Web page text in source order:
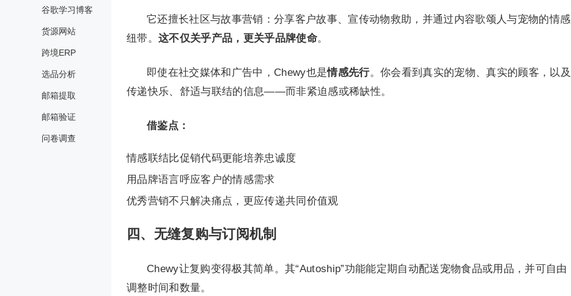
谷歌学习博客
货源网站
跨境ERP
选品分析
邮箱提取
邮箱验证
问卷调查
它还擅长社区与故事营销：分享客户故事、宣传动物救助，并通过内容歌颂人与宠物的情感
纽带。 这不仅关乎产品，更关乎品牌使命。
即使在社交媒体和广告中，Chewy也是情感先行。你会看到真实的宠物、真实的顾客，以及
传递快乐、舒适与联结的信息——而非紧迫感或稀缺性。
借鉴点：
情感联结比促销代码更能培养忠诚度
用品牌语言呼应客户的情感需求
优秀营销不只解决痛点，更应传递共同价值观
四、 无缝复购与订阅机制
Chewy让复购变得极其简单。其“Autoship”功能能定期自动配送宠物食品或用品，并可自由
调整时间和数量。